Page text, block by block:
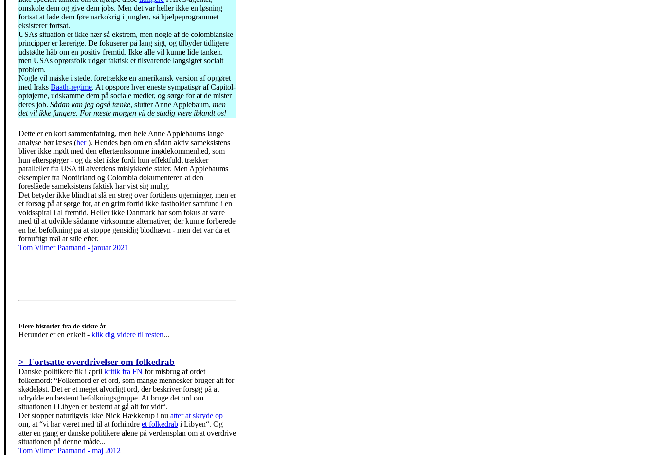
omskole dem og give dem jobs. Men det var heller ikke en løsning
fortsat at lade dem føre narkokrig i junglen, så hjælpeprogrammet
eksisterer fortsat.
USAs situation er ikke nær så ekstrem, men nogle af de colombianske
principper er lærerige. De fokuserer på lang sigt, og tilbyder tidligere
udstødte håb om en positiv fremtid. Ikke alle vil kunne lide tanken,
men USAs oprørsfolk udgør faktisk et tilsvarende langsigtet socialt
problem.
Nogle vil måske i stedet foretrække en amerikansk version af opgøret
med Iraks Baath-regime. At opspore hver eneste sympatisør af Capitol-
optøjerne, udskamme dem på sociale medier, og sørge for at de mister
deres job. Sådan kan jeg også tænke, slutter Anne Applebaum, men
det vil ikke fungere. For næste morgen vil de stadig være iblandt os!
Dette er en kort sammenfatning, men hele Anne Applebaums lange
analyse bør læses (her). Hendes bøn om en sådan aktiv sameksistens
bliver ikke mødt med den eftertænksomme imødekommenhed, som
hun efterspørger - og da slet ikke fordi hun effektfuldt trækker
paralleller fra USA til alverdens mislykkede stater. Men Applebaums
eksempler fra Nordirland og Colombia dokumenterer, at den
foreslåede sameksistens faktisk har vist sig mulig.
Det betyder ikke blindt at slå en streg over fortidens ugerninger, men er
et forsøg på at sørge for, at en grim fortid ikke fastholder samfund i en
voldsspiral i al fremtid. Heller ikke Danmark har som fokus at være
med til at udvikle sådanne virksomme alternativer, der kunne forberede
en hel befolkning på at stoppe gensidig blodhævn - men det var da et
fornuftigt mål at stile efter.
Tom Vilmer Paamand - januar 2021
Flere historier fra de sidste år...
Herunder er en enkelt - klik dig videre til resten...
> Fortsatte overdrivelser om folkedrab
Danske politikere fik i april kritik fra FN for misbrug af ordet
folkemord: “Folkemord er et ord, som mange mennesker bruger alt for
skødeløst. Det er et meget alvorligt ord, der beskriver forsøg på at
udrydde en bestemt befolkningsgruppe. At bruge det ord om
situationen i Libyen er bestemt at gå alt for vidt“.
Det stopper naturligvis ikke Nick Hækkerup i nu atter at skryde op
om, at “vi har været med til at forhindre et folkedrab i Libyen“. Og
atter en gang er danske politikere alene på verdensplan om at overdrive
situationen på denne måde...
Tom Vilmer Paamand - maj 2012